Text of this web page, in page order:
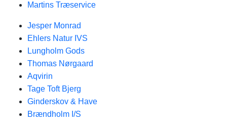
Martins Træservice
Jesper Monrad
Ehlers Natur IVS
Lungholm Gods
Thomas Nørgaard
Aqvirin
Tage Toft Bjerg
Ginderskov & Have
Brændholm I/S